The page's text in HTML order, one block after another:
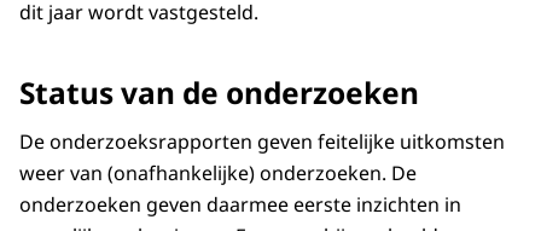
dit jaar wordt vastgesteld.
Status van de onderzoeken
De onderzoeksrapporten geven feitelijke uitkomsten
weer van (onafhankelijke) onderzoeken. De
onderzoeken geven daarmee eerste inzichten in